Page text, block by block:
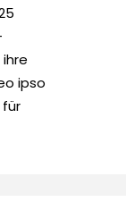
ipso
für